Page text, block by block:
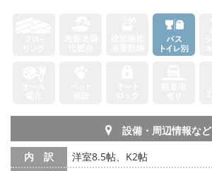
設備・周辺情報など
内 訳
洋室8.5帖、K2帖